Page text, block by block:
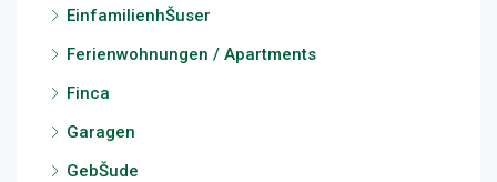
EinfamilienhŠuser
Ferienwohnungen / Apartments
Finca
Garagen
GebŠude